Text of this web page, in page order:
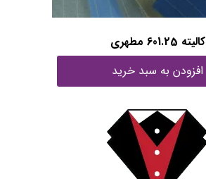
كاليته 601.25 مطهری
افزودن به سبد خرید